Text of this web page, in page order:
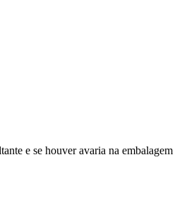
e se houver avaria na embalagem